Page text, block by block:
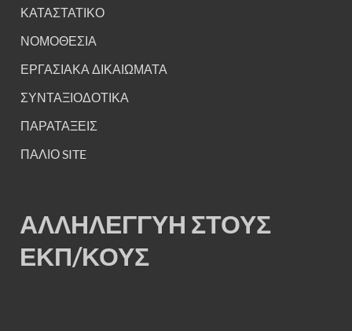
ΚΑΤΑΣΤΑΤΙΚΟ
ΝΟΜΟΘΕΣΙΑ
ΕΡΓΑΣΙΑΚΑ ΔΙΚΑΙΩΜΑΤΑ
ΣΥΝΤΑΞΙΟΔΟΤΙΚΑ
ΠΑΡΑΤΑΞΕΙΣ
ΠΑΛΙΟ SITE
ΑΛΛΗΛΕΓΓΥΗ ΣΤΟΥΣ
ΕΚΠ/ΚΟΥΣ